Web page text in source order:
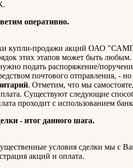
оперативно.
купли-продажи акций ОАО
этих этапов может быть
подать распоряжение/
почтового отправления, -
. Отметим, что мы
Существуют следующие
проходит с использованием
- итог данного шага.
условия сделки мы с
акций и оплата.